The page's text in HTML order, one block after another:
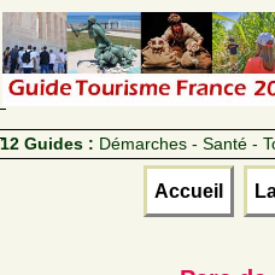
12 Guides : Démarches - Santé -
Accueil